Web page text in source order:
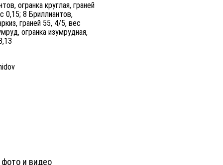
огранка круглая, граней
0,15; 8 Бриллиантов,
граней 55, 4/5, вес
огранка изумрудная,
и видео